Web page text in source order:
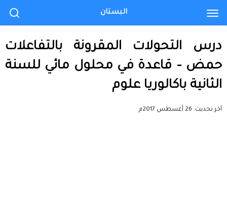
درس التحولات المقرونة بالتفاعلات
حمض – قاعدة في محلول مائي للسنة
الثانية باكالوريا علوم
آخر تحديث: 26 أغسطس 2017م
البستان